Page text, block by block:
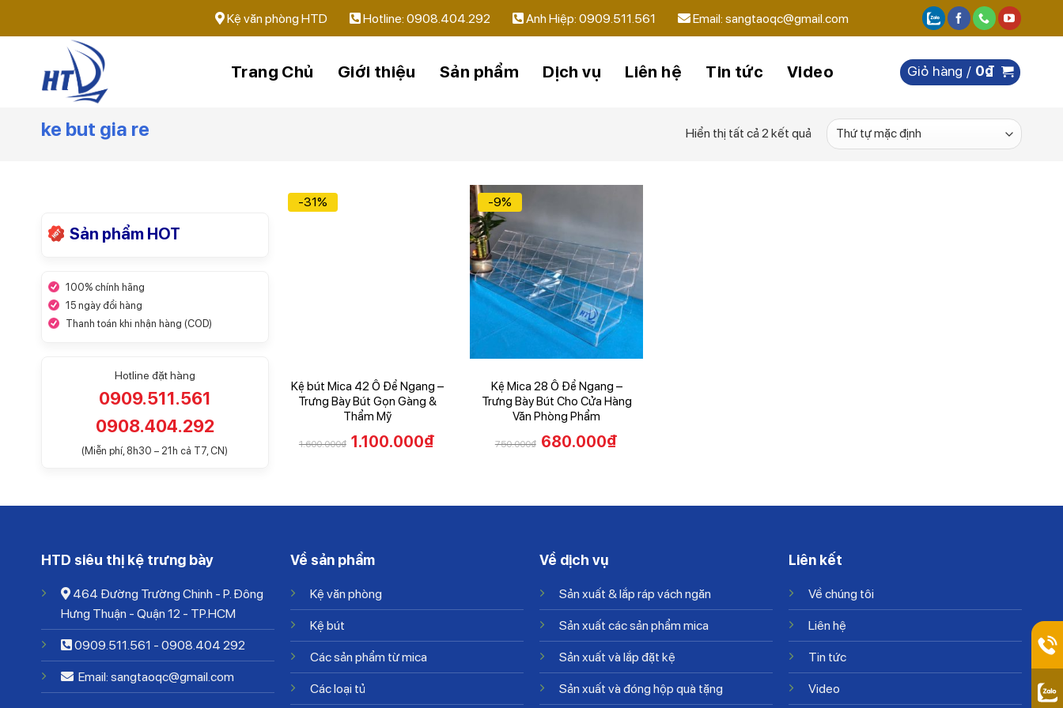
Kệ văn phòng HTD Hotline: 0908.404.292 Anh Hiệp: 0909.511.561 Email: sangtaoqc@gmail.com
Trang Chủ Giới thiệu Sản phẩm Dịch vụ Liên hệ Tin tức Video Giỏ hàng / 0₫
ke but gia re Hiển thị tất cả 2 kết quả
Sản phẩm HOT
100% chính hãng
15 ngày đổi hàng
Thanh toán khi nhận hàng (COD)
Hotline đặt hàng
0909.511.561
0908.404.292
(Miễn phí, 8h30 – 21h cả T7, CN)
-31%
Kệ bút Mica 42 Ô Để Ngang –
Trưng Bày Bút Gọn Gàng &
Thẩm Mỹ
1.600.000₫ 1.100.000₫
-9%
Kệ Mica 28 Ô Để Ngang –
Trưng Bày Bút Cho Cửa Hàng
Văn Phòng Phẩm
750.000₫ 680.000₫
HTD siêu thị kệ trưng bày
464 Đường Trường Chinh - P. Đông
Hưng Thuận - Quận 12 - TP.HCM
0909.511.561 - 0908.404 292
Email: sangtaoqc@gmail.com
Về sản phẩm
Kệ văn phòng
Kệ bút
Các sản phẩm từ mica
Các loại tủ
Về dịch vụ
Sản xuất & lắp ráp vách ngăn
Sản xuất các sản phẩm mica
Sản xuất và lắp đặt kệ
Sản xuất và đóng hộp quà tặng
Liên kết
Về chúng tôi
Liên hệ
Tin tức
Video